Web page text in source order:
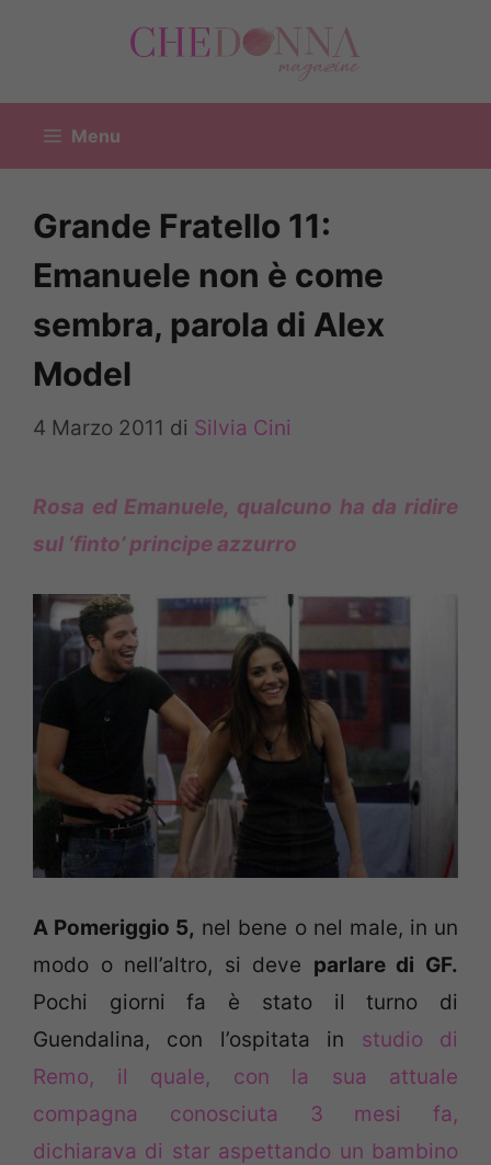
Menu
Grande Fratello 11:
Emanuele non è come
sembra, parola di Alex
Model
4 Marzo 2011 di Silvia Cini
Rosa ed Emanuele, qualcuno ha da ridire
sul ‘finto’ principe azzurro
A Pomeriggio 5, nel bene o nel male, in un
modo o nell’altro, si deve parlare di GF.
Pochi giorni fa è stato il turno di
Guendalina, con l’ospitata in studio di
Remo, il quale, con la sua attuale
compagna conosciuta 3 mesi fa,
dichiarava di star aspettando un bambino